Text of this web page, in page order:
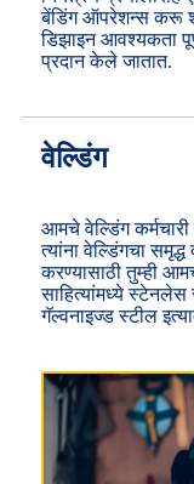
बेंडिंग ऑपरेशन्स करू
डिझाइन आवश्यकता
प्रदान केले जातात.
वेल्डिंग
आमचे वेल्डिंग
त्यांना वेल्डिंगचा
करण्यासाठी तुम्ही
साहित्यांमध्ये
गॅल्वनाइज्ड स्टील